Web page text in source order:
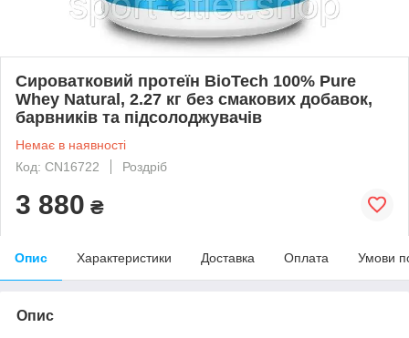
Сироватковий протеїн BioTech 100% Pure
Whey Natural, 2.27 кг без смакових добавок,
барвників та підсолоджувачів
Немає в наявності
Код: CN16722
Роздріб
3 880 ₴
Опис Характеристики Доставка Оплата Умови
Опис